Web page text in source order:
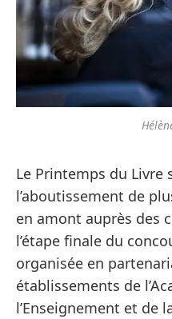
Le Printemps du Livre
l’aboutissement de
en amont auprès des
l’étape finale du
organisée en
établissements de
l’Enseignement et de